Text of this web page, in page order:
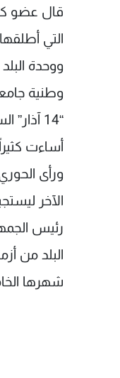
قال عضو
التي
ووحدة
وطنية
“14
أساءت
ورأى
الآخر
رئيس
البلد من
شهرها